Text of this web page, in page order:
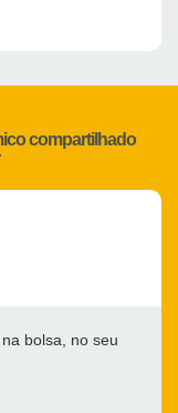
compartilhado
bolsa, no seu